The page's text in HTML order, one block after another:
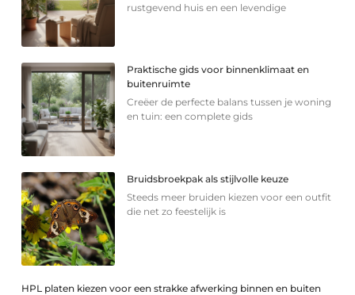
rustgevend huis en een levendige
Praktische gids voor binnenklimaat en
buitenruimte
Creëer de perfecte balans tussen je woning
en tuin: een complete gids
Bruidsbroekpak als stijlvolle keuze
Steeds meer bruiden kiezen voor een outfit
die net zo feestelijk is
HPL platen kiezen voor een strakke afwerking binnen en buiten